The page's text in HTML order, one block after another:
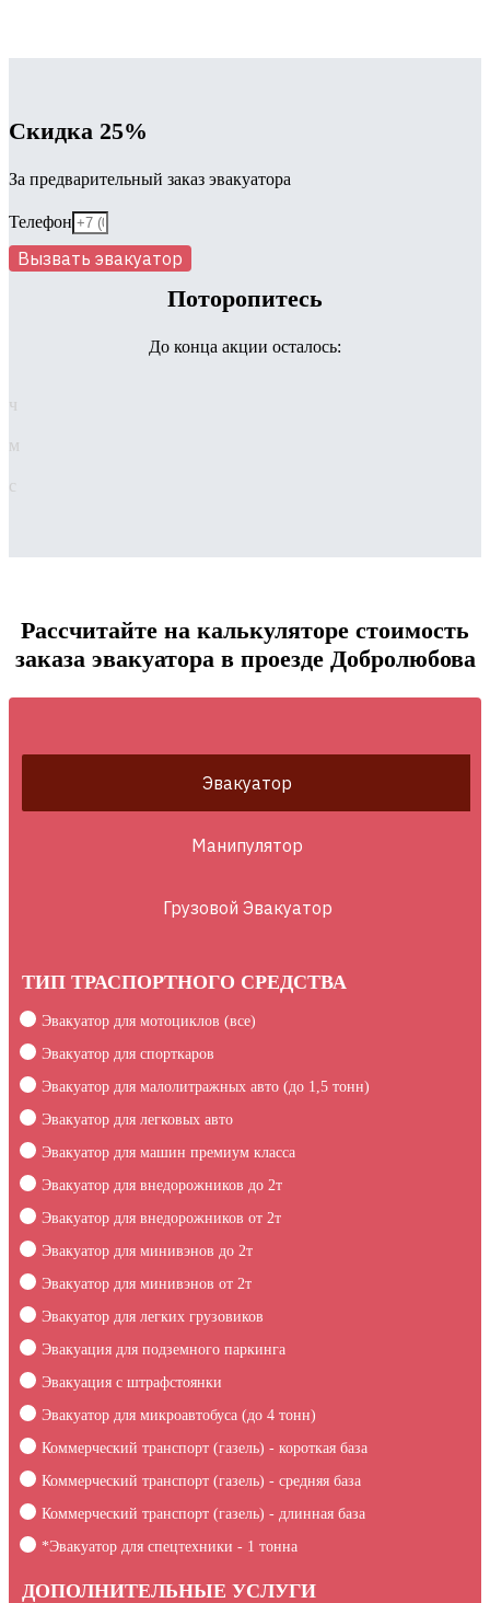
Скидка 25%
За предварительный заказ эвакуатора
Телефон
Вызвать эвакуатор
Поторопитесь
До конца акции осталось:
ч
м
с
Рассчитайте на калькуляторе стоимость
заказа эвакуатора в проезде Добролюбова
Эвакуатор
Манипулятор
Грузовой Эвакуатор
ТИП ТРАСПОРТНОГО СРЕДСТВА
Эвакуатор для мотоциклов (все)
Эвакуатор для спорткаров
Эвакуатор для малолитражных авто (до 1,5 тонн)
Эвакуатор для легковых авто
Эвакуатор для машин премиум класса
Эвакуатор для внедорожников до 2т
Эвакуатор для внедорожников от 2т
Эвакуатор для минивэнов до 2т
Эвакуатор для минивэнов от 2т
Эвакуатор для легких грузовиков
Эвакуация для подземного паркинга
Эвакуация c штрафстоянки
Эвакуатор для микроавтобуса (до 4 тонн)
Коммерческий транспорт (газель) - короткая база
Коммерческий транспорт (газель) - средняя база
Коммерческий транспорт (газель) - длинная база
*Эвакуатор для спецтехники - 1 тонна
ДОПОЛНИТЕЛЬНЫЕ УСЛУГИ